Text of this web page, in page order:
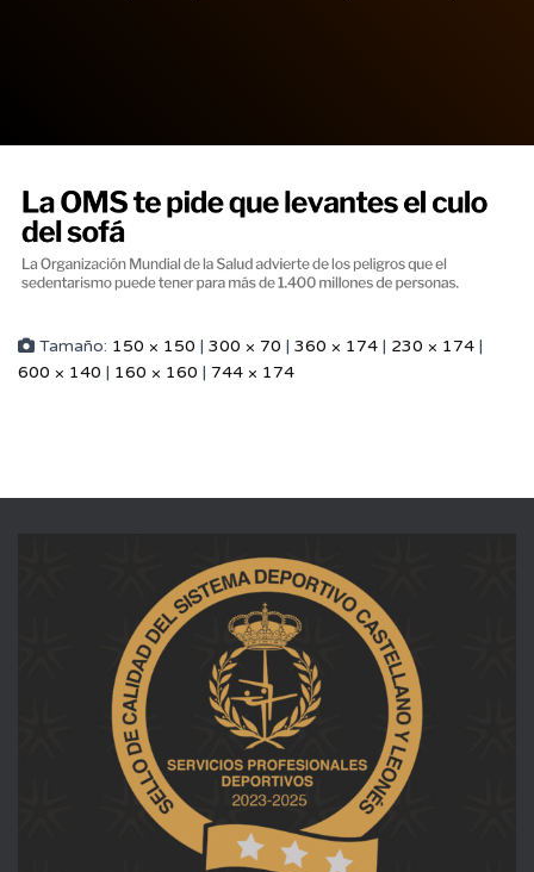
Tamaño: 150 × 150 | 300 × 70 | 360 × 174 | 230 × 174 |
600 × 140 | 160 × 160 | 744 × 174